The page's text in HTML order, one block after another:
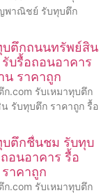
พาณิชย์ รับทุบตึก
บตึกถนนทรัพย์สิน
บรื้อถอนอาคาร
น ราคาถูก
ก.com รับเหมาทุบตึก
รับทุบตึก ราคาถูก รื้อ
บตึกชื่นชม รับทุบ
อนอาคาร รื้อ
าคาถูก
ก.com รับเหมาทุบตึก